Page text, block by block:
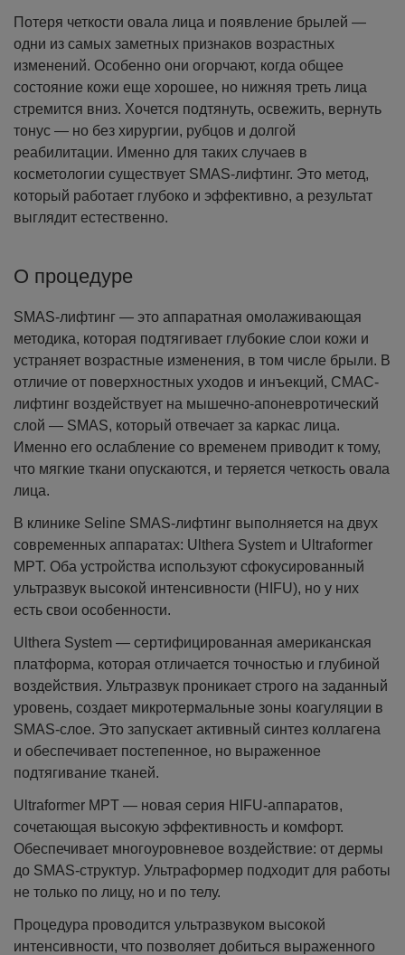
Потеря четкости овала лица и появление брылей —
одни из самых заметных признаков возрастных
изменений. Особенно они огорчают, когда общее
состояние кожи еще хорошее, но нижняя треть лица
стремится вниз. Хочется подтянуть, освежить, вернуть
тонус — но без хирургии, рубцов и долгой
реабилитации. Именно для таких случаев в
косметологии существует SMAS-лифтинг. Это метод,
который работает глубоко и эффективно, а результат
выглядит естественно.
О процедуре
SMAS-лифтинг — это аппаратная омолаживающая
методика, которая подтягивает глубокие слои кожи и
устраняет возрастные изменения, в том числе брыли. В
отличие от поверхностных уходов и инъекций, СМАС-
лифтинг воздействует на мышечно-апоневротический
слой — SMAS, который отвечает за каркас лица.
Именно его ослабление со временем приводит к тому,
что мягкие ткани опускаются, и теряется четкость овала
лица.
В клинике Seline SMAS-лифтинг выполняется на двух
современных аппаратах: Ulthera System и Ultraformer
MPT. Оба устройства используют сфокусированный
ультразвук высокой интенсивности (HIFU), но у них
есть свои особенности.
Ulthera System — сертифицированная американская
платформа, которая отличается точностью и глубиной
воздействия. Ультразвук проникает строго на заданный
уровень, создает микротермальные зоны коагуляции в
SMAS-слое. Это запускает активный синтез коллагена
и обеспечивает постепенное, но выраженное
подтягивание тканей.
Ultraformer MPT — новая серия HIFU-аппаратов,
сочетающая высокую эффективность и комфорт.
Обеспечивает многоуровневое воздействие: от дермы
до SMAS-структур. Ультраформер подходит для работы
не только по лицу, но и по телу.
Процедура проводится ультразвуком высокой
интенсивности, что позволяет добиться выраженного